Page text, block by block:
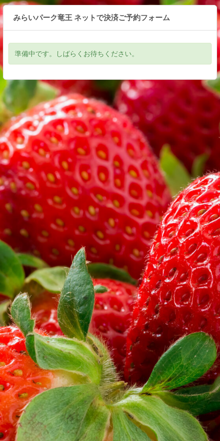
みらいパーク竜王 ネットで決済ご予約フォーム
準備中です。しばらくお待ちください。